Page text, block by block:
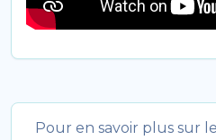
Pour en savoir plus sur